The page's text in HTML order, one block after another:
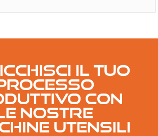
IL TUO
CON
NOSTRE
UTENSILI